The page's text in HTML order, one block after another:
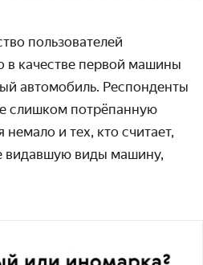
пользователей
в качестве первой машины
автомобиль. Респонденты
слишком потрёпанную
и тех, кто считает,
видавшую виды машину,